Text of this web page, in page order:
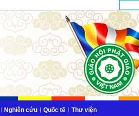
Nghiên cứu Quốc tế Thư viện